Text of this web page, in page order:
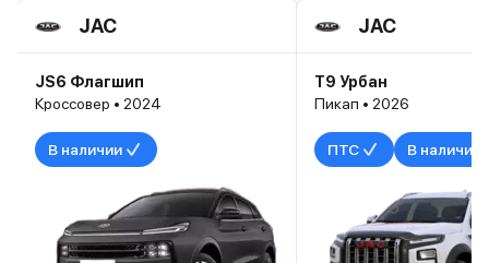
JAC
JS6 Флагшип
Кроссовер • 2024
В наличии
JAC
T9 Урбан
Пикап • 2026
ПТС В наличии